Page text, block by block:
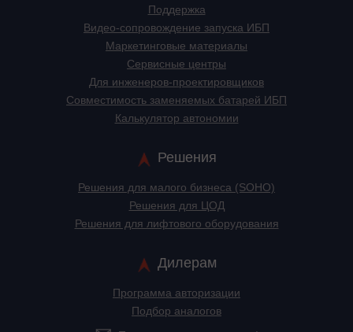
Поддержка
Видео-сопровождение запуска ИБП
Маркетинговые материалы
Сервисные центры
Для инженеров-проектировщиков
Cовместимость заменяемых батарей ИБП
Калькулятор автономии
Решения
Решения для малого бизнеса (SOHO)
Решения для ЦОД
Решения для лифтового оборудования
Дилерам
Программа авторизации
Подбор аналогов